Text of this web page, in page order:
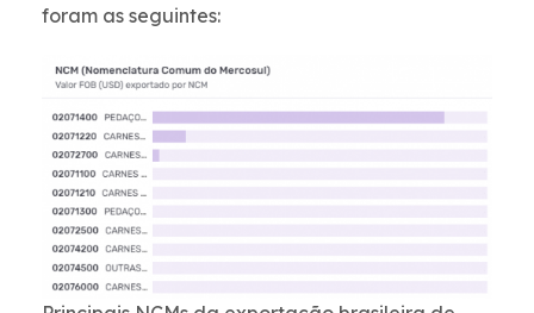
foram as seguintes: